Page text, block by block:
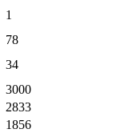
1
78
34
3000
2833
1856